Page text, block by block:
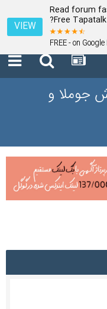
Read forum
Free Tapatalk
FREE - on
VIEW
جوملا و